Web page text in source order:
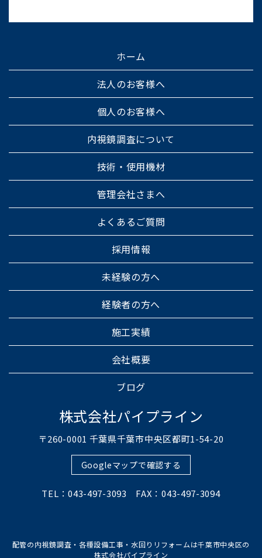
ホーム
法人のお客様へ
個人のお客様へ
内視鏡調査について
技術・使用機材
管理会社さまへ
よくあるご質問
採用情報
未経験の方へ
経験者の方へ
施工実績
会社概要
ブログ
株式会社パイプライン
〒260-0001 千葉県千葉市中央区都町1-54-20
Googleマップで確認する
TEL：043-497-3093 FAX：043-497-3094
配管の内視鏡調査・各種設備工事・水回りリフォームは千葉市中央区の
株式会社パイプライン